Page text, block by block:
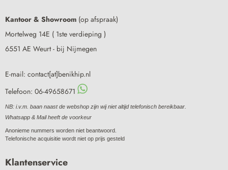
Kantoor & Showroom (op afspraak)
Mortelweg 14E ( 1ste verdieping )
6551 AE Weurt - bij Nijmegen
E-mail: contact[at]benikhip.nl
Telefoon: 06-49658671
NB: i.v.m. baan naast de webshop zijn wij niet altijd telefonisch bereikbaar.
Whatsapp & Mail heeft de voorkeur
Anonieme nummers worden niet beantwoord.
Telefonische acquisitie wordt niet op prijs gesteld
Klantenservice